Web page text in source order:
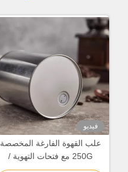
فيديو
علب القهوة الفارغة المخصصة
250G مع فتحات التهوية /
صمامات العادم